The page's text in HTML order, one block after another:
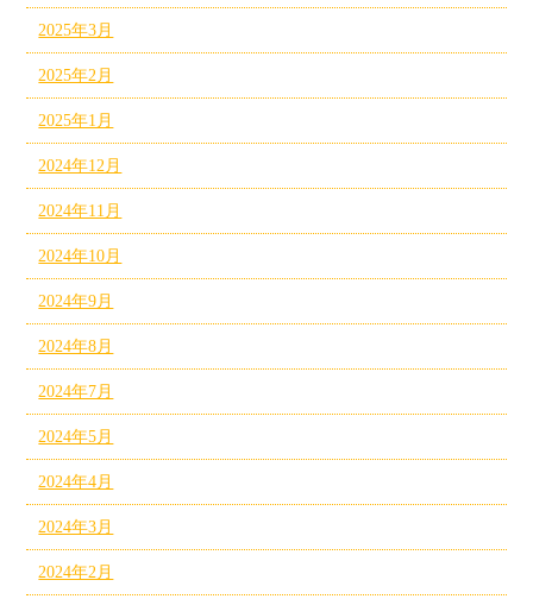
2025年3月
2025年2月
2025年1月
2024年12月
2024年11月
2024年10月
2024年9月
2024年8月
2024年7月
2024年5月
2024年4月
2024年3月
2024年2月